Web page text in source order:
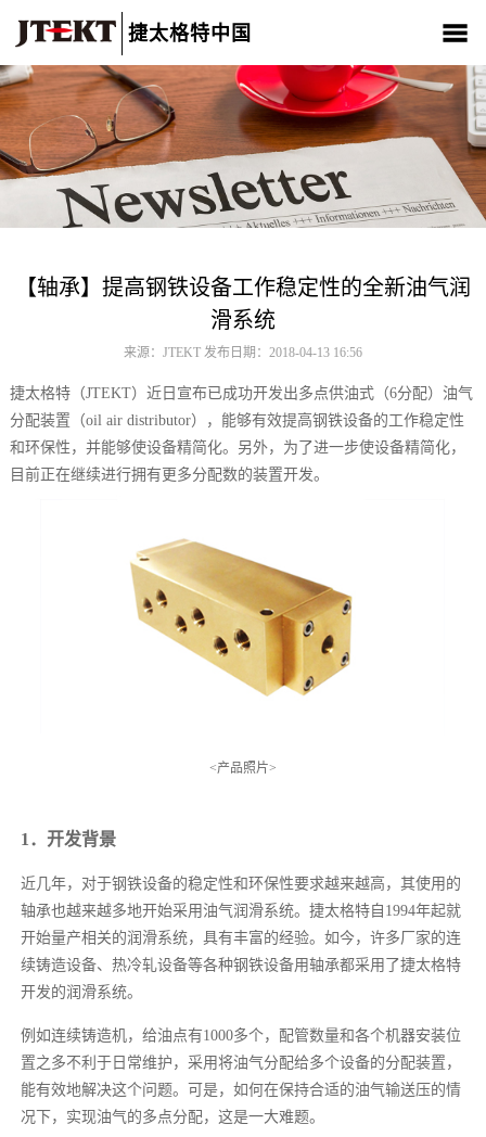
捷太格特中国
关于我们 产品介绍 新闻中心 CSR 人材招聘
联系我们
【轴承】提高钢铁设备工作稳定性的全新油气润
滑系统
来源：JTEKT 发布日期：2018-04-13 16:56
捷太格特（JTEKT）近日宣布已成功开发出多点供油式（6分配）油气
分配装置（oil air distributor），能够有效提高钢铁设备的工作稳定性
和环保性，并能够使设备精简化。另外，为了进一步使设备精简化，
目前正在继续进行拥有更多分配数的装置开发。
<产品照片>
1．开发背景
近几年，对于钢铁设备的稳定性和环保性要求越来越高，其使用的
轴承也越来越多地开始采用油气润滑系统。捷太格特自1994年起就
开始量产相关的润滑系统，具有丰富的经验。如今，许多厂家的连
续铸造设备、热冷轧设备等各种钢铁设备用轴承都采用了捷太格特
开发的润滑系统。
例如连续铸造机，给油点有1000多个，配管数量和各个机器安装位
置之多不利于日常维护，采用将油气分配给多个设备的分配装置，
能有效地解决这个问题。可是，如何在保持合适的油气输送压的情
况下，实现油气的多点分配，这是一大难题。